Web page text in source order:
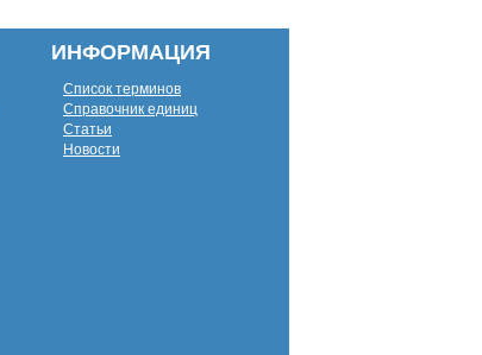
ИНФОРМАЦИЯ
Список терминов
Справочник единиц
Статьи
Новости